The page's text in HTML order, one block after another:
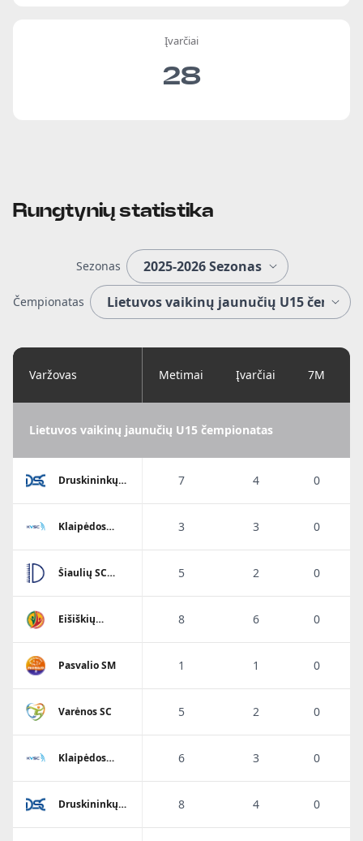
Įvarčiai
28
Rungtynių statistika
Sezonas
Čempionatas
Varžovas Metimai Įvarčiai 7M
Lietuvos vaikinų jaunučių U15 čempionatas
Druskininkų
7 4 0
Klaipėdos
3 3 0
Šiaulių SC
5 2 0
Eišiškių
SM
8 6 0
Pasvalio SM 1 1 0
Varėnos SC 5 2 0
Klaipėdos
6 3 0
Druskininkų
8 4 0